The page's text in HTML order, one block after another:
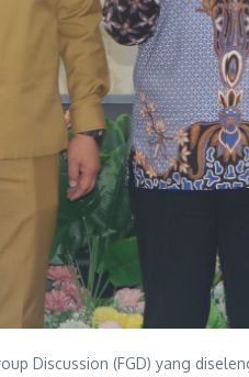
Discussion (FGD) yang